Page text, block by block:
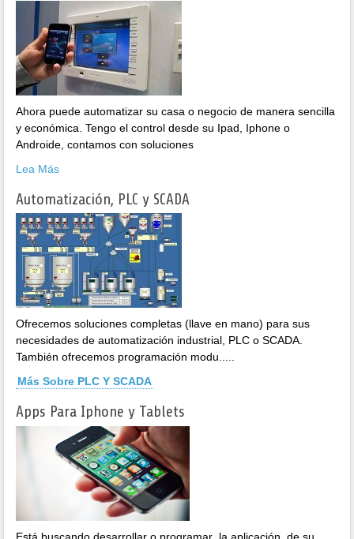
Ahora puede automatizar su casa o negocio de manera sencilla
y económica. Tengo el control desde su Ipad, Iphone o
Androide, contamos con soluciones
Lea Más
Automatización, PLC y SCADA
Ofrecemos soluciones completas (llave en mano) para sus
necesidades de automatización industrial, PLC o SCADA.
También ofrecemos programación modu.....
Más Sobre PLC Y SCADA
Apps Para Iphone y Tablets